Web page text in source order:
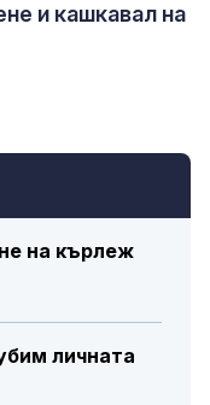
на кърлеж
личната
и кашкавал на